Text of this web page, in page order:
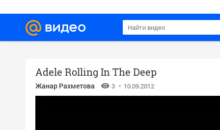
Adele Rolling In The Deep
Жанар Рахметова 3 10.09.2012